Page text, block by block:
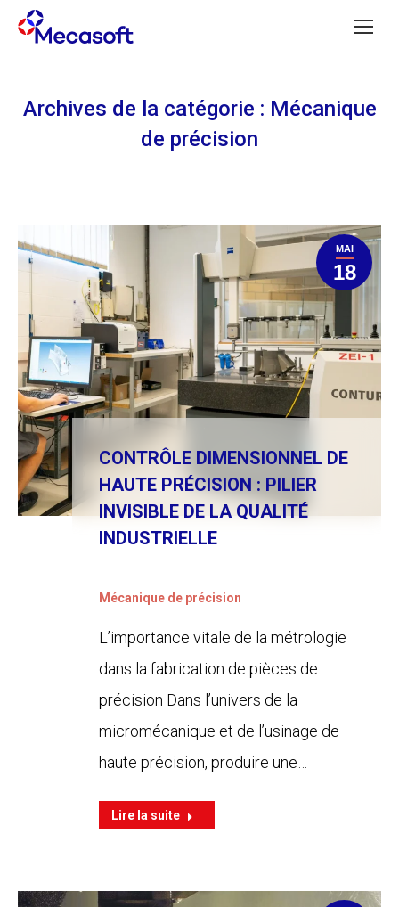
Archives de la catégorie : Mécanique
de précision
MAI
18
CONTRÔLE DIMENSIONNEL DE
HAUTE PRÉCISION : PILIER
INVISIBLE DE LA QUALITÉ
INDUSTRIELLE
Mécanique de précision
L’importance vitale de la métrologie
dans la fabrication de pièces de
précision Dans l’univers de la
micromécanique et de l’usinage de
haute précision, produire une…
Lire la suite